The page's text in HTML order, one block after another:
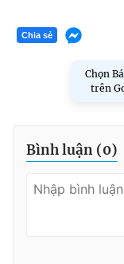
Chia sẻ
Chọn
trên
Bình luận (0)